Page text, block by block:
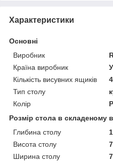
Характеристики
Основні
Виробник
Країна виробник
Кількість висувних ящиків
Тип столу
Колір
Розмір стола в складеному
Глибина столу
Висота столу
Ширина столу